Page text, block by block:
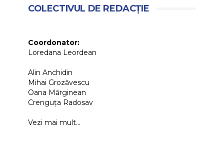
COLECTIVUL DE REDACȚIE
Coordonator:
Loredana Leordean
Alin Anchidin
Mihai Grozăvescu
Oana Mărginean
Crenguța Radosav
Vezi mai mult...